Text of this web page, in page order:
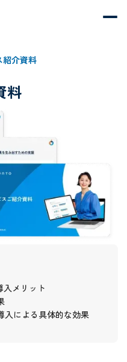
紹介資料
料
メリット
入による具体的な効果